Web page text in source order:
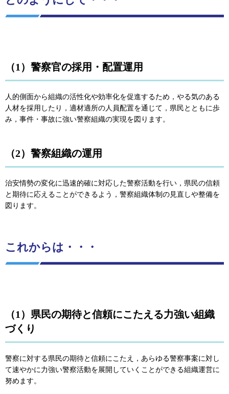
（1）警察官の採用・配置運用
人的側面から組織の活性化や効率化を促進するため，やる気のある
人材を採用したり，適材適所の人員配置を通じて，県民とともに歩
み，事件・事故に強い警察組織の実現を図ります。
（2）警察組織の運用
治安情勢の変化に迅速的確に対応した警察活動を行い，県民の信頼
と期待に応えることができるよう，警察組織体制の見直しや整備を
図ります。
これからは・・・
（1）県民の期待と信頼にこたえる力強い組織
づくり
警察に対する県民の期待と信頼にこたえ，あらゆる警察事案に対し
て速やかに力強い警察活動を展開していくことができる組織運営に
努めます。